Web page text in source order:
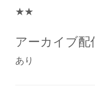
★★
アーカイブ配
あり